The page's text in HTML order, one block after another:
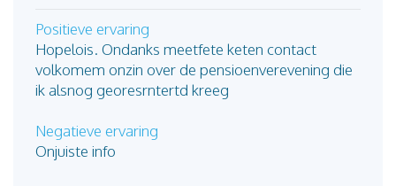
Positieve ervaring
Hopelois. Ondanks meetfete keten contact
volkomem onzin over de pensioenverevening die
ik alsnog georesrntertd kreeg
Negatieve ervaring
Onjuiste info